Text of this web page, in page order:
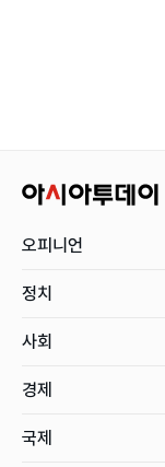
오피니언
정치
사회
경제
국제